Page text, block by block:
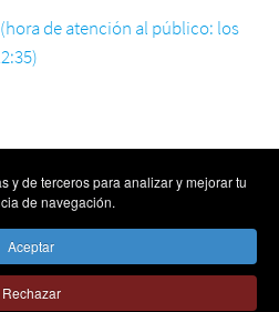
(hora de atención al público: los
vpn_key place send
y de terceros para analizar y mejorar tu
de navegación.
Aceptar
Rechazar